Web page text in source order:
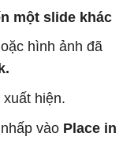
một slide khác
hình ảnh đã
xuất hiện.
vào Place in